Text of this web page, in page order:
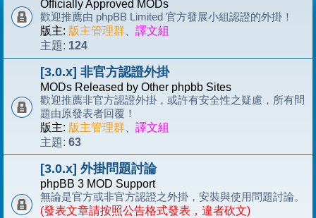
Officially Approved MODs
歡迎推薦由 phpBB Limited 官方發展小組認證的外掛！
版主: 版主管理群
譯文組
主題: 124
[3.0.x] 非官方認證外掛
MODs Released by Other phpbb Sites
歡迎推薦非官方認證外掛，或許有安全性之疑慮，所有問
題由原發表者回覆！
版主: 版主管理群
譯文組
主題: 63
[3.0.x] 外掛問題討論
phpBB 3 MOD Support
無論是官方或非官方認證之外掛，安裝與使用問題討論。
(發表文章請按照公告格式發表，違者砍文)